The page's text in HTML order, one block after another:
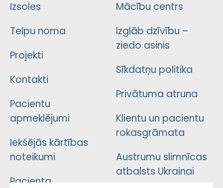
Izsoles
Telpu noma
Projekti
Kontakti
Pacientu
apmeklējumi
Iekšējās kārtības
noteikumi
Pacienta
Mācību centrs
Izglāb dzīvību –
ziedo asinis
Sīkdatņu politika
Privātuma atruna
Klientu un pacientu
rokasgrāmata
Austrumu slimnīcas
atbalsts Ukrainai